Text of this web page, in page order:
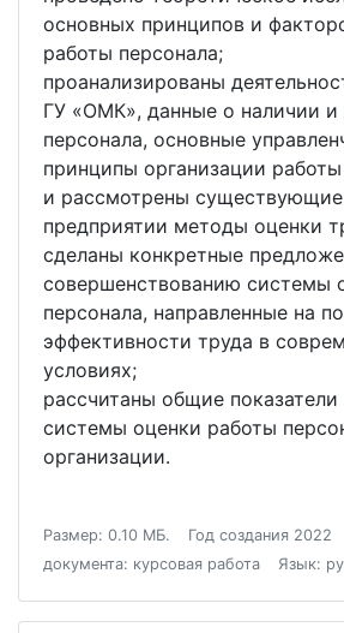
основных принципов и
работы персонала;
проанализированы
ГУ «ОМК», данные о наличии
персонала, основные
принципы организации
и рассмотрены
предприятии методы оценки
сделаны конкретные
совершенствованию системы
персонала, направленные на
эффективности труда в
условиях;
рассчитаны общие
системы оценки работы
организации.
Размер: 0.10 МБ. Год создания 2022
документа: курсовая работа
Язык: